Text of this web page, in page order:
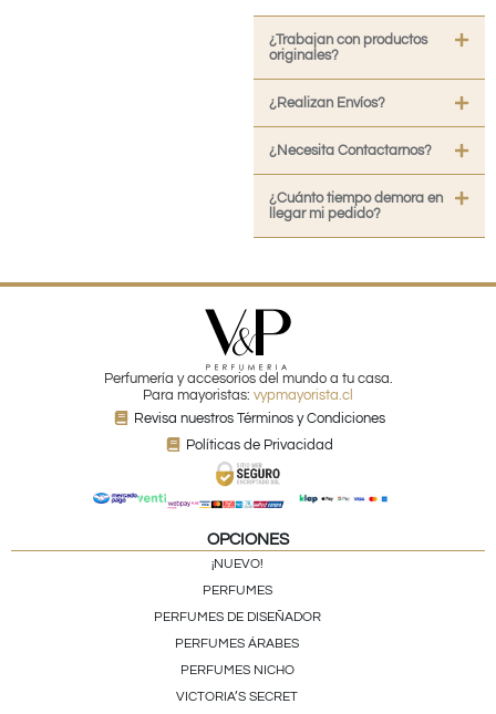
¿Trabajan con productos
originales?
¿Realizan Envíos?
¿Necesita Contactarnos?
¿Cuánto tiempo demora en
llegar mi pedido?
Perfumería y accesorios del mundo a tu casa.
Para mayoristas: vypmayorista.cl
Revisa nuestros Términos y Condiciones
Políticas de Privacidad
OPCIONES
¡NUEVO!
PERFUMES
PERFUMES DE DISEÑADOR
PERFUMES ÁRABES
PERFUMES NICHO
VICTORIA’S SECRET